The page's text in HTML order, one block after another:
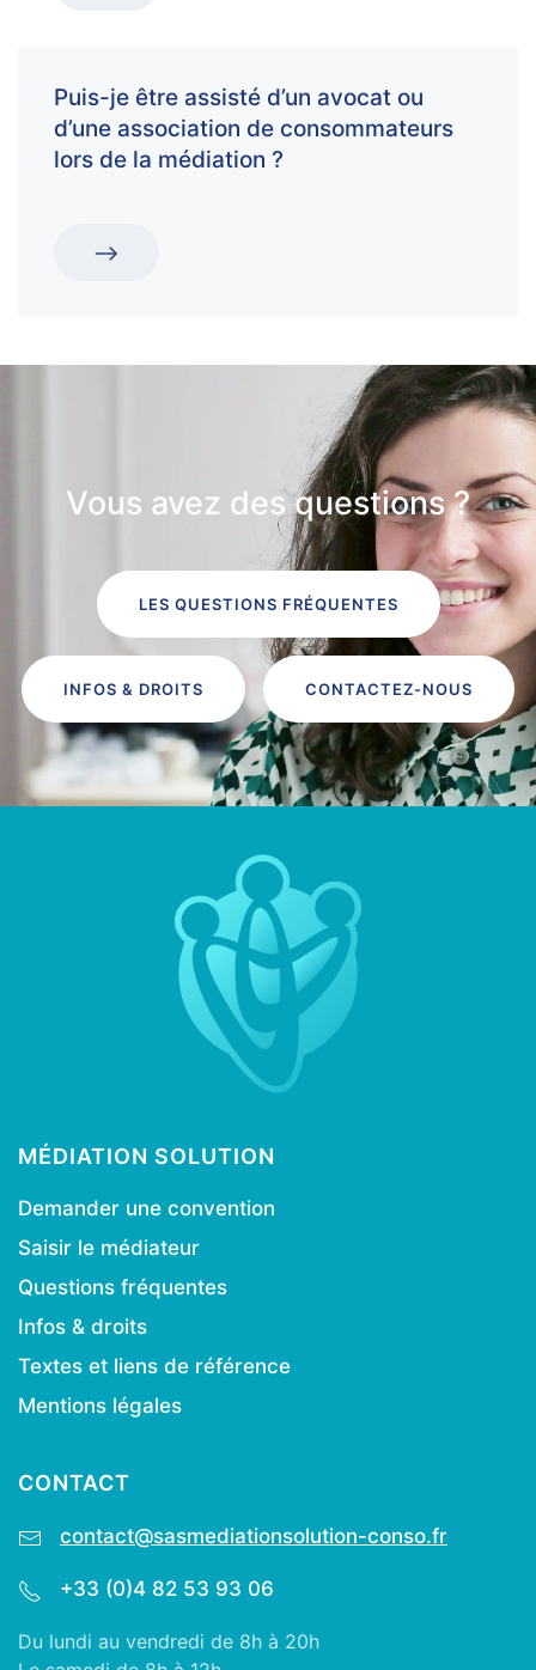
Puis-je être assisté d’un avocat ou
d’une association de consommateurs
lors de la médiation ?
Vous avez des questions ?
LES QUESTIONS FRÉQUENTES
INFOS & DROITS CONTACTEZ-NOUS
MÉDIATION SOLUTION
Demander une convention
Saisir le médiateur
Questions fréquentes
Infos & droits
Textes et liens de référence
Mentions légales
CONTACT
contact@sasmediationsolution-conso.fr
+33 (0)4 82 53 93 06
Du lundi au vendredi de 8h à 20h